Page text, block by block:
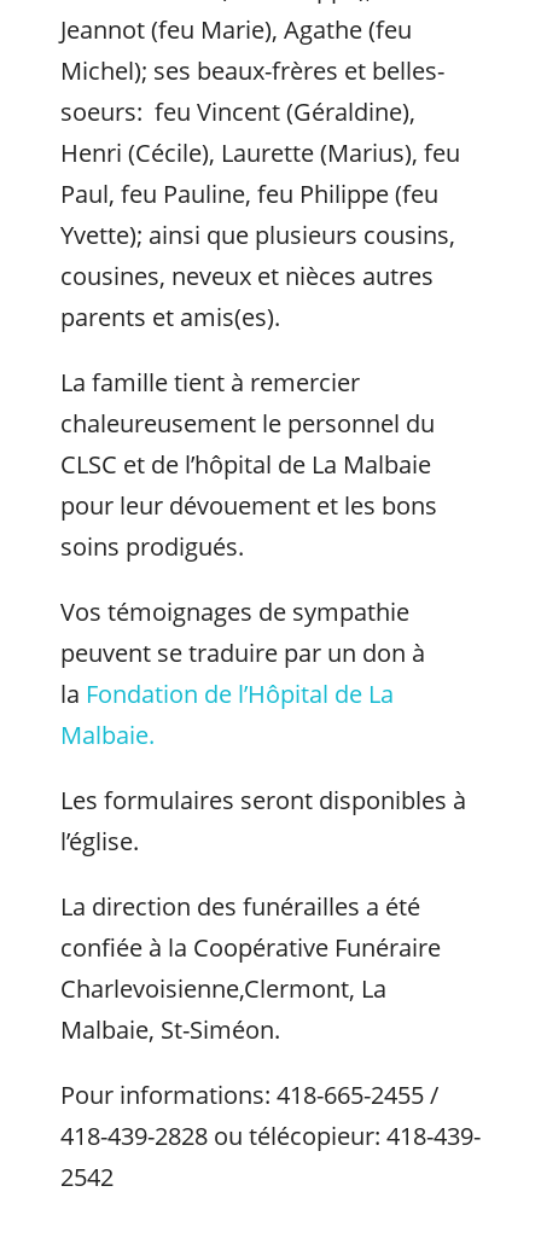
Jeannot (feu Marie), Agathe (feu
Michel); ses beaux-frères et belles-
soeurs: feu Vincent (Géraldine),
Henri (Cécile), Laurette (Marius), feu
Paul, feu Pauline, feu Philippe (feu
Yvette); ainsi que plusieurs cousins,
cousines, neveux et nièces autres
parents et amis(es).
La famille tient à remercier
chaleureusement le personnel du
CLSC et de l’hôpital de La Malbaie
pour leur dévouement et les bons
soins prodigués.
Vos témoignages de sympathie
peuvent se traduire par un don à
la Fondation de l’Hôpital de La
Malbaie.
Les formulaires seront disponibles à
l’église.
La direction des funérailles a été
confiée à la Coopérative Funéraire
Charlevoisienne,Clermont, La
Malbaie, St-Siméon.
Pour informations: 418-665-2455 /
418-439-2828 ou télécopieur: 418-439-
2542